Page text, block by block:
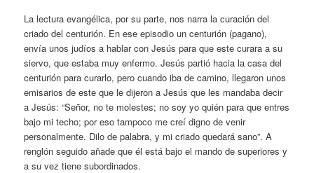
La lectura evangélica, por su parte, nos narra la curación del
criado del centurión. En ese episodio un centurión (pagano),
envía unos judíos a hablar con Jesús para que este curara a su
siervo, que estaba muy enfermo. Jesús partió hacia la casa del
centurión para curarlo, pero cuando iba de camino, llegaron unos
emisarios de este que le dijeron a Jesús que les mandaba decir
a Jesús: “Señor, no te molestes; no soy yo quién para que entres
bajo mi techo; por eso tampoco me creí digno de venir
personalmente. Dilo de palabra, y mi criado quedará sano”. A
renglón seguido añade que él está bajo el mando de superiores y
a su vez tiene subordinados.